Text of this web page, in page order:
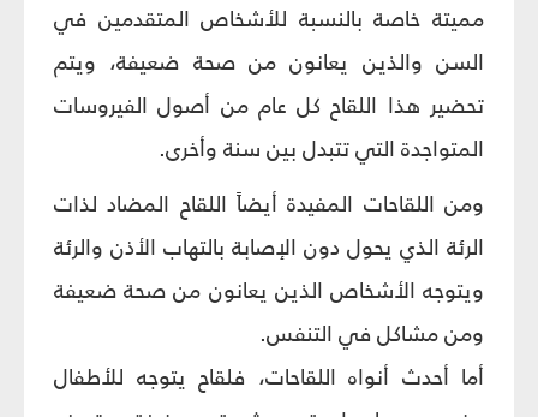
مميتة خاصة بالنسبة للأشخاص المتقدمين في
السن والذين يعانون من صحة ضعيفة، ويتم
تحضير هذا اللقاح كل عام من أصول الفيروسات
المتواجدة التي تتبدل بين سنة وأخرى.
ومن اللقاحات المفيدة أيضاً اللقاح المضاد لذات
الرئة الذي يحول دون الإصابة بالتهاب الأذن والرئة
ويتوجه الأشخاص الذين يعانون من صحة ضعيفة
ومن مشاكل في التنفس.
أما أحدث أنواه اللقاحات، فلقاح يتوجه للأطفال